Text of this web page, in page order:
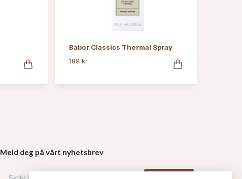
Babor Classics Thermal Spray
189 kr
Meld deg på vårt nyhetsbrev